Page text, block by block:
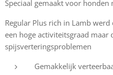
Speciaal gemaakt voor
Regular Plus rich in Lamb
een hoge activiteitsgraad maar
spijsverteringsproblemen
Gemakkelijk